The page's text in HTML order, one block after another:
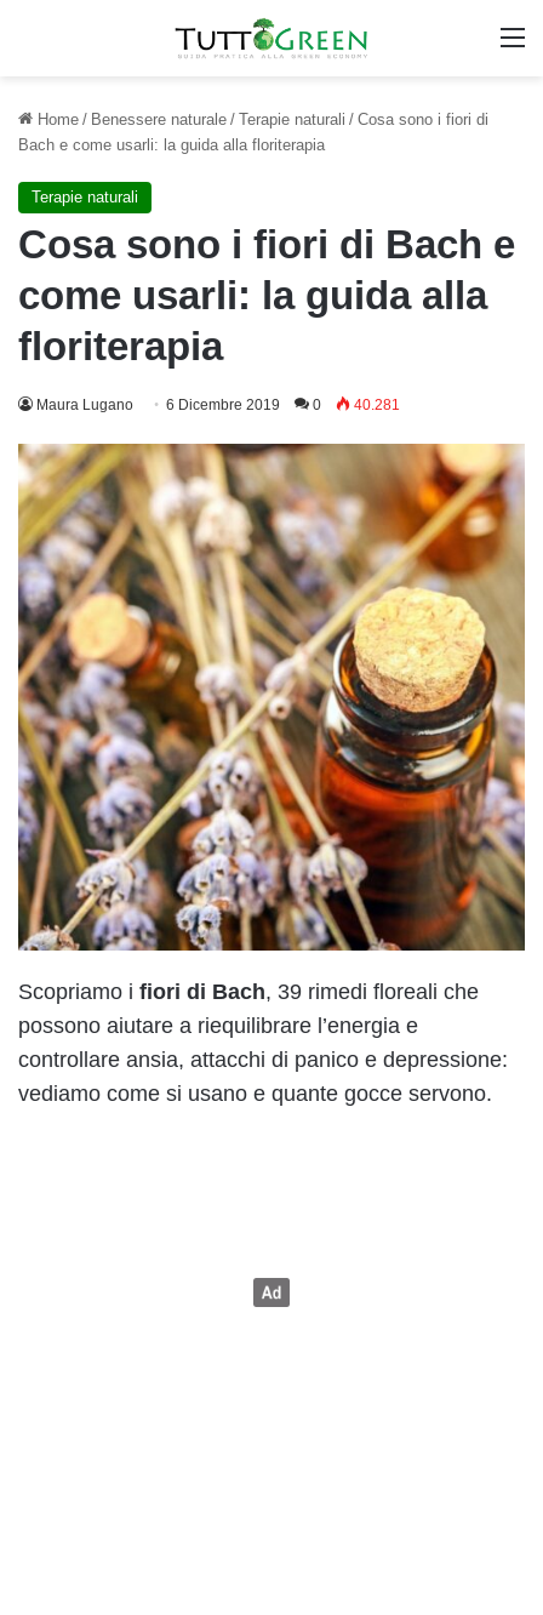
Home / Benessere naturale / Terapie naturali / Cosa sono i fiori di
Bach e come usarli: la guida alla floriterapia
Terapie naturali
Cosa sono i fiori di Bach e
come usarli: la guida alla
floriterapia
Maura Lugano 6 Dicembre 2019 0 40.281
Scopriamo i fiori di Bach, 39 rimedi floreali che
possono aiutare a riequilibrare l’energia e
controllare ansia, attacchi di panico e depressione:
vediamo come si usano e quante gocce servono.